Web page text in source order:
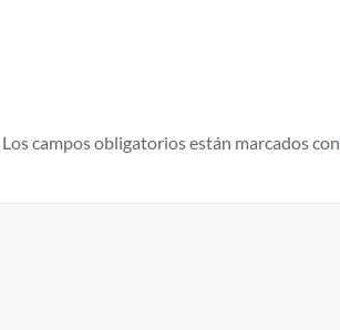
Los campos obligatorios están marcados con